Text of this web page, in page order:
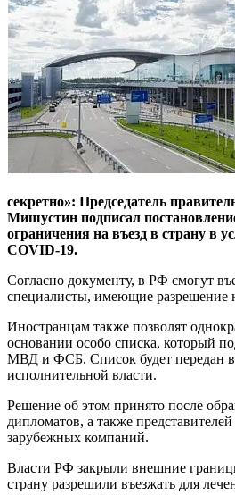
секретно»: Председатель
Мишустин подписал
ограничения на въезд в страну в
COVID-19.
Согласно документу, в РФ смогут
специалисты, имеющие разрешение
Иностранцам также позволят
основании особо списка, который
МВД и ФСБ. Список будет передан
исполнительной власти.
Решение об этом принято после
дипломатов, а также
зарубежных компаний.
Власти РФ закрыли внешние
страну разрешили въезжать для